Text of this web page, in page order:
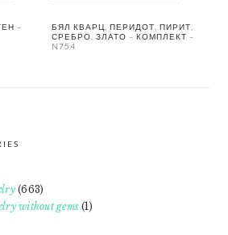
–
БЯЛ КВАРЦ, ПЕРИДОТ, ПИРИТ,
СРЕБРО, ЗЛАТО – КОМПЛЕКТ –
N754
(663)
without gems (1)